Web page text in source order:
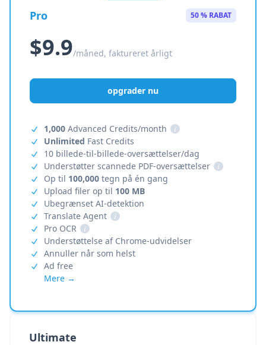
Pro 50 % RABAT
$9.9/måned, faktureret årligt
opgrader nu
1,000 Advanced Credits/month
i
Unlimited Fast Credits
10 billede-til-billede-oversættelser/dag
Understøtter scannede PDF-oversættelser
i
Op til 100,000 tegn på én gang
Upload filer op til 100 MB
Ubegrænset AI-detektion
Translate Agent
i
Pro OCR
i
Understøttelse af Chrome-udvidelser
Annuller når som helst
Ad free
Mere →
Ultimate